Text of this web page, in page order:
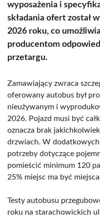
wyposażenia i
składania ofert został
2026 roku, co
producentom
przetargu.
Zamawiający zwraca
oferowany autobus był
nieużywanym i
2026. Pojazd musi być
oznacza brak
drzwiach. W
potrzeby dotyczące
pomieścić minimum 120
25% miejsc ma być
Testy autobusu
roku na starachowickich